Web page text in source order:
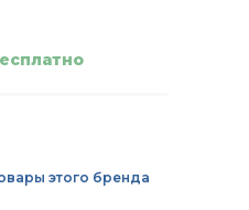
этого бренда